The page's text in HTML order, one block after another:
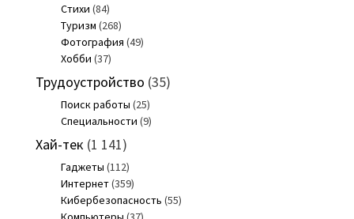
Стихи (84)
Туризм (268)
Фотография (49)
Хобби (37)
Трудоустройство (35)
Поиск работы (25)
Специальности (9)
Хай-тек (1 141)
Гаджеты (112)
Интернет(359)
Кибербезопасность (55)